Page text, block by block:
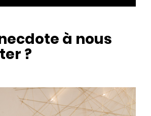
à nous
?